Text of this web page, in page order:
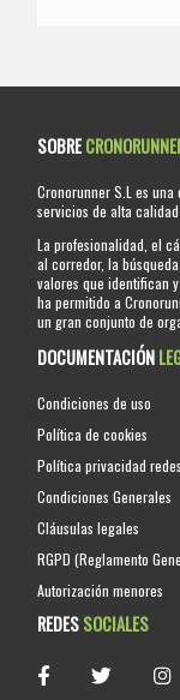
SOBRE
Cronorunner S.L es
servicios de alta
La profesionalidad, el
al corredor, la
valores que identifican
ha permitido a
un gran conjunto de
DOCUMENTACIÓN
Condiciones de uso
Política de cookies
Política privacidad
Condiciones Generales
Cláusulas legales
RGPD (Reglamento
Autorización menores
REDESSOCIALES